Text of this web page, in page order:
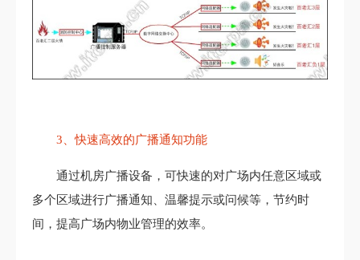
3、快速高效的广播通知功能
通过机房广播设备，可快速的对广场内任意区域或
多个区域进行广播通知、温馨提示或问候等，节约时
间，提高广场内物业管理的效率。